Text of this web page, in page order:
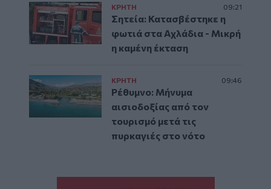
ΚΡΗΤΗ 09:21
Σητεία: Κατασβέστηκε η
φωτιά στα Αχλάδια - Μικρή
η καμένη έκταση
ΚΡΗΤΗ 09:46
Ρέθυμνο: Μήνυμα
αισιοδοξίας από τον
τουρισμό μετά τις
πυρκαγιές στο νότο